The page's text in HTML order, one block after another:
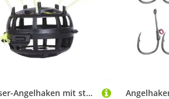
Süßwasser-Angelhaken mit starken Köderkäfigen zum Karpfenangeln, 4 Stück (5#, 4er-Pack)